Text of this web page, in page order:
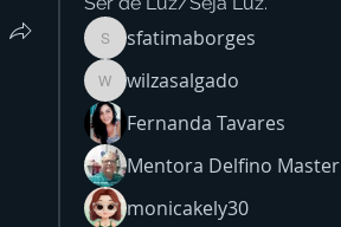
sfatimaborges
sfatimaborges
wilzasalgado
wilzasalgado
Fernanda Tavares
Mentora Delfino Master
monicakely30